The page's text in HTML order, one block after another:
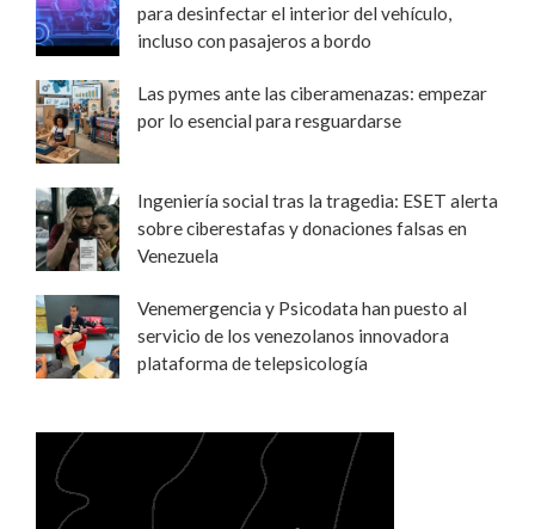
para desinfectar el interior del vehículo,
incluso con pasajeros a bordo
Las pymes ante las ciberamenazas: empezar
por lo esencial para resguardarse
Ingeniería social tras la tragedia: ESET alerta
sobre ciberestafas y donaciones falsas en
Venezuela
Venemergencia y Psicodata han puesto al
servicio de los venezolanos innovadora
plataforma de telepsicología